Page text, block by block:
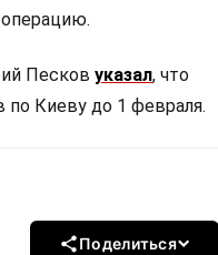
Песков указал, что
по Киеву до 1 февраля.
Поделиться